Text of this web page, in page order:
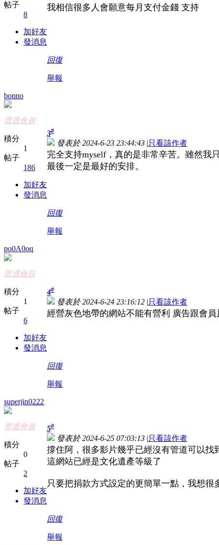
帖子
8
加好友
發消息
我相信很多人會願意每月支付金錢 支持
回復
舉報
bonno
普通會員
積分
1
帖子
186
加好友
發消息
3#
發表於 2024-6-23 23:44:43 |只看該作者
完全支持myself，真的是非常辛苦。雖然我
最後一定是最好的安排。
回復
舉報
po0A0oq
普通會員
積分
1
帖子
6
加好友
發消息
4#
發表於 2024-6-24 23:16:12 |只看該作者
經營灰色地帶的網站不能有營利 廣告跟會
回復
舉報
superjin0222
普通會員
積分
0
帖子
2
加好友
發消息
5#
發表於 2024-6-25 07:03:13 |只看該作者
撐住阿，很多影片幾乎已經沒有管道可以找
這網站已經是文化遺產等級了
只要把捐款方式設定的更簡單一點，我想很
回復
舉報